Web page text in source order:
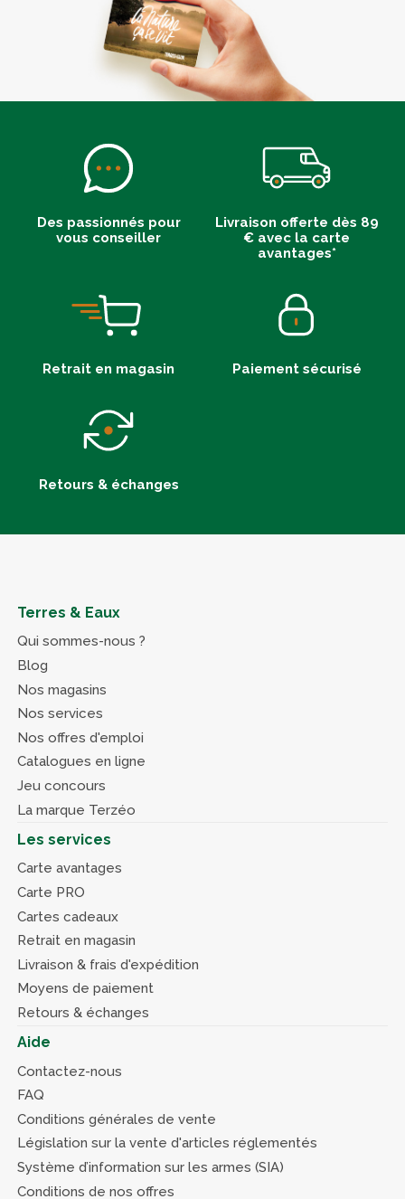
Des passionnés pour
vous conseiller
Livraison offerte dès 89
€ avec la carte
avantages*
Retrait en magasin Paiement sécurisé
Retours & échanges
Terres & Eaux
Qui sommes-nous ?
Blog
Nos magasins
Nos services
Nos offres d'emploi
Catalogues en ligne
Jeu concours
La marque Terzéo
Les services
Carte avantages
Carte PRO
Cartes cadeaux
Retrait en magasin
Livraison & frais d'expédition
Moyens de paiement
Retours & échanges
Aide
Contactez-nous
FAQ
Conditions générales de vente
Législation sur la vente d'articles réglementés
Système d’information sur les armes (SIA)
Conditions de nos offres